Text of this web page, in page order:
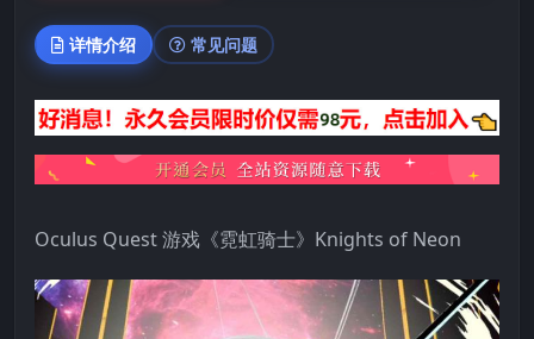
详情介绍 常见问题
Oculus Quest 游戏《霓虹骑士》Knights of Neon